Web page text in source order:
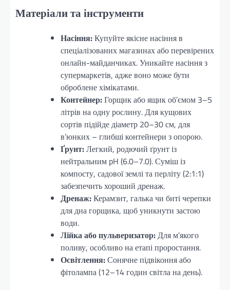
Матеріали та інструменти
Насіння:Купуйте якісне насіння в
спеціалізованих магазинах або перевірених
онлайн-майданчиках. Уникайте насіння з
супермаркетів, адже воно може бути
оброблене хімікатами.
Контейнер:Горщик або ящик об’ємом 3–5
літрів на одну рослину. Для кущових
сортів підійде діаметр 20–30 см, для
в’юнких – глибші контейнери з опорою.
Ґрунт:Легкий, родючий ґрунт із
нейтральним pH (6.0–7.0). Суміш із
компосту, садової землі та перліту (2:1:1)
забезпечить хороший дренаж.
Дренаж:Керамзит, галька чи биті черепки
для дна горщика, щоб уникнути застою
води.
Лійка або пульверизатор:Для м’якого
поливу, особливо на етапі проростання.
Освітлення:Сонячне підвіконня або
фітолампа (12–14 годин світла на день).